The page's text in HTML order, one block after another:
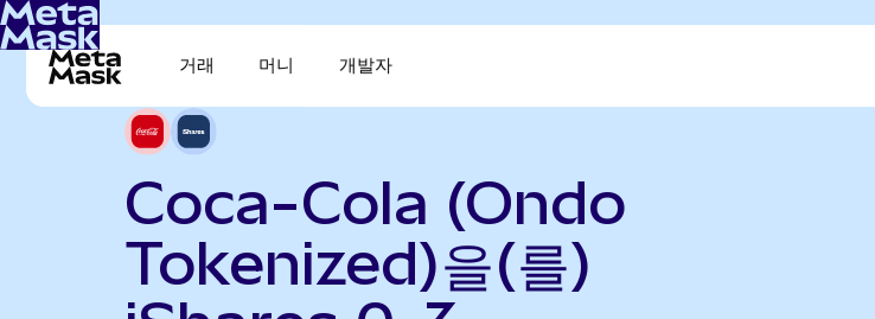
거래 머니 개발자
Coca-Cola (Ondo
Tokenized)을(를)